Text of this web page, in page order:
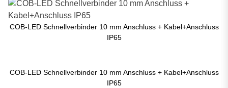
COB-LED Schnellverbinder 10 mm Anschluss + Kabel+Anschluss
IP65
COB-LED Schnellverbinder 10 mm Anschluss + Kabel+Anschluss
IP65